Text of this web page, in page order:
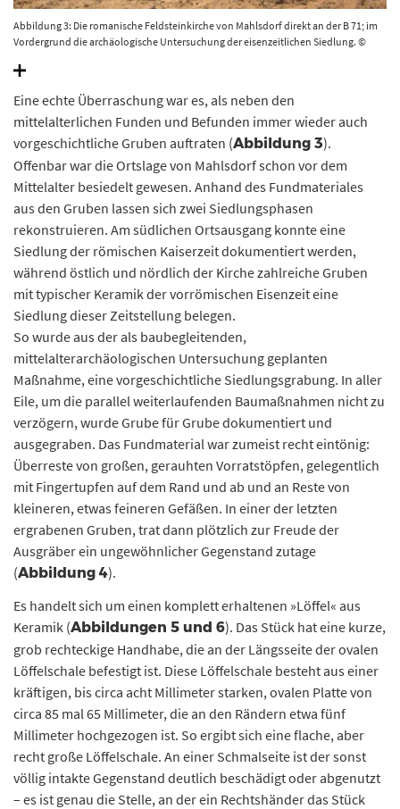
Abbildung 3: Die romanische Feldsteinkirche von Mahlsdorf direkt an der B 71; im
Vordergrund die archäologische Untersuchung der eisenzeitlichen Siedlung. ©
Eine echte Überraschung war es, als neben den
mittelalterlichen Funden und Befunden immer wieder auch
vorgeschichtliche Gruben auftraten (Abbildung 3).
Offenbar war die Ortslage von Mahlsdorf schon vor dem
Mittelalter besiedelt gewesen. Anhand des Fundmateriales
aus den Gruben lassen sich zwei Siedlungsphasen
rekonstruieren. Am südlichen Ortsausgang konnte eine
Siedlung der römischen Kaiserzeit dokumentiert werden,
während östlich und nördlich der Kirche zahlreiche Gruben
mit typischer Keramik der vorrömischen Eisenzeit eine
Siedlung dieser Zeitstellung belegen.
So wurde aus der als baubegleitenden,
mittelalterarchäologischen Untersuchung geplanten
Maßnahme, eine vorgeschichtliche Siedlungsgrabung. In aller
Eile, um die parallel weiterlaufenden Baumaßnahmen nicht zu
verzögern, wurde Grube für Grube dokumentiert und
ausgegraben. Das Fundmaterial war zumeist recht eintönig:
Überreste von großen, gerauhten Vorratstöpfen, gelegentlich
mit Fingertupfen auf dem Rand und ab und an Reste von
kleineren, etwas feineren Gefäßen. In einer der letzten
ergrabenen Gruben, trat dann plötzlich zur Freude der
Ausgräber ein ungewöhnlicher Gegenstand zutage
(Abbildung 4).
Es handelt sich um einen komplett erhaltenen »Löffel« aus
Keramik (Abbildungen 5 und 6). Das Stück hat eine kurze,
grob rechteckige Handhabe, die an der Längsseite der ovalen
Löffelschale befestigt ist. Diese Löffelschale besteht aus einer
kräftigen, bis circa acht Millimeter starken, ovalen Platte von
circa 85 mal 65 Millimeter, die an den Rändern etwa fünf
Millimeter hochgezogen ist. So ergibt sich eine flache, aber
recht große Löffelschale. An einer Schmalseite ist der sonst
völlig intakte Gegenstand deutlich beschädigt oder abgenutzt
– es ist genau die Stelle, an der ein Rechtshänder das Stück